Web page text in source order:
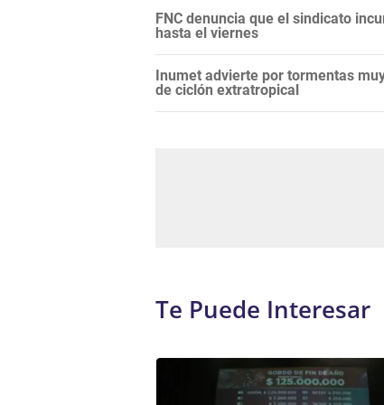
FNC denuncia que el sindicato
hasta el viernes
Inumet advierte por tormentas
de ciclón extratropical
Te Puede Interesar